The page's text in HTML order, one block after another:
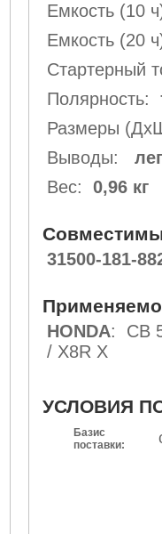
Емкость (10
Емкость (20
Стартерный
Полярность:
Размеры
Выводы:
Вес: 0,96 кг
31500-181-
HONDA: CB
/ X8R X
УСЛОВИЯ
Базис
поставки: